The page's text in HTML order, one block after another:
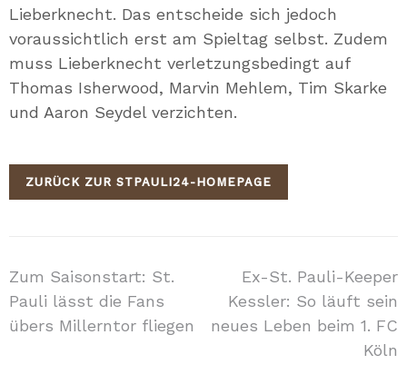
Lieberknecht. Das entscheide sich jedoch
voraussichtlich erst am Spieltag selbst. Zudem
muss Lieberknecht verletzungsbedingt auf
Thomas Isherwood, Marvin Mehlem, Tim Skarke
und Aaron Seydel verzichten.
ZURÜCK ZUR STPAULI24-HOMEPAGE
Beitragsnavigation
Zum Saisonstart: St.
Pauli lässt die Fans
übers Millerntor fliegen
Ex-St. Pauli-Keeper
Kessler: So läuft sein
neues Leben beim 1. FC
Köln